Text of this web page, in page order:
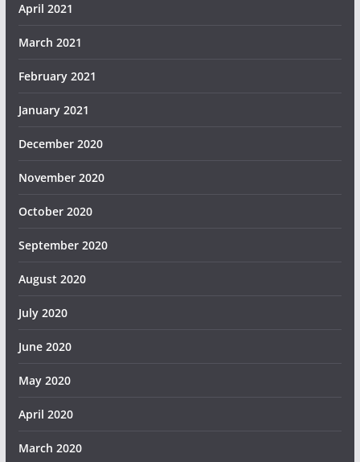
April 2021
March 2021
February 2021
January 2021
December 2020
November 2020
October 2020
September 2020
August 2020
July 2020
June 2020
May 2020
April 2020
March 2020